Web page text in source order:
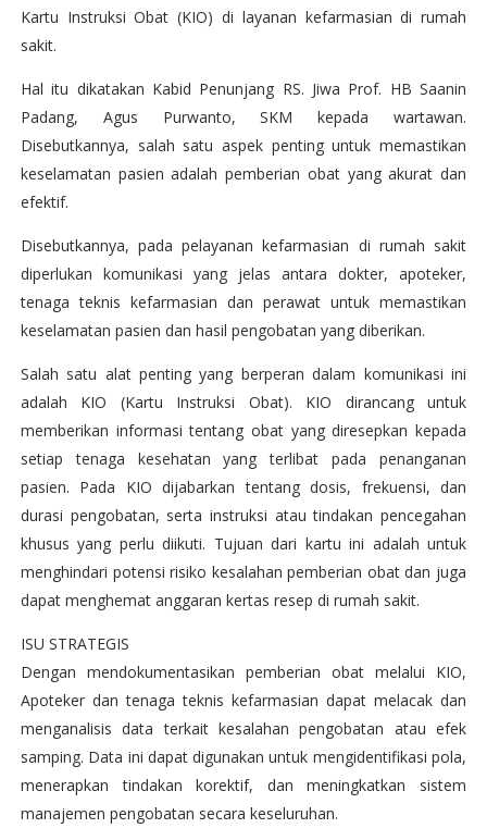
Kartu Instruksi Obat (KIO) di layanan kefarmasian di rumah
sakit.
Hal itu dikatakan Kabid Penunjang RS. Jiwa Prof. HB Saanin
Padang, Agus Purwanto, SKM kepada wartawan.
Disebutkannya, salah satu aspek penting untuk memastikan
keselamatan pasien adalah pemberian obat yang akurat dan
efektif.
Disebutkannya, pada pelayanan kefarmasian di rumah sakit
diperlukan komunikasi yang jelas antara dokter, apoteker,
tenaga teknis kefarmasian dan perawat untuk memastikan
keselamatan pasien dan hasil pengobatan yang diberikan.
Salah satu alat penting yang berperan dalam komunikasi ini
adalah KIO (Kartu Instruksi Obat). KIO dirancang untuk
memberikan informasi tentang obat yang diresepkan kepada
setiap tenaga kesehatan yang terlibat pada penanganan
pasien. Pada KIO dijabarkan tentang dosis, frekuensi, dan
durasi pengobatan, serta instruksi atau tindakan pencegahan
khusus yang perlu diikuti. Tujuan dari kartu ini adalah untuk
menghindari potensi risiko kesalahan pemberian obat dan juga
dapat menghemat anggaran kertas resep di rumah sakit.
ISU STRATEGIS
Dengan mendokumentasikan pemberian obat melalui KIO,
Apoteker dan tenaga teknis kefarmasian dapat melacak dan
menganalisis data terkait kesalahan pengobatan atau efek
samping. Data ini dapat digunakan untuk mengidentifikasi pola,
menerapkan tindakan korektif, dan meningkatkan sistem
manajemen pengobatan secara keseluruhan.